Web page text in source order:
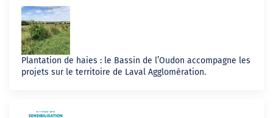
Plantation de haies : le Bassin de l’Oudon accompagne les
projets sur le territoire de Laval Agglomération.